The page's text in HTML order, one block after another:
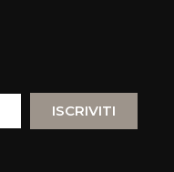
ISCRIVITI